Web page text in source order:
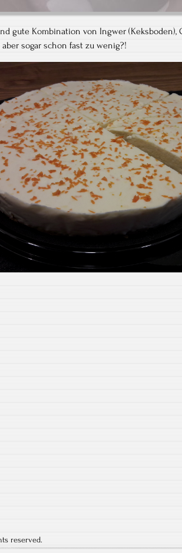
gute Kombination von Ingwer (Keksboden),
sogar schon fast zu wenig?!
reserved.